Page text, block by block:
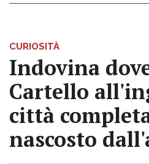
CURIOSITÀ
Indovina
Cartello
città
nascosto